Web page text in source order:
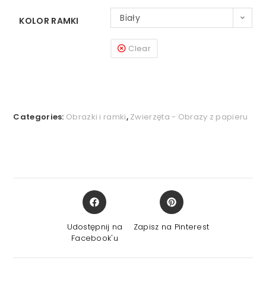
KOLOR RAMKI Biały
Clear
Categories: Obrazki i ramki, Zwierzęta - Obrazy z papieru
Opens
in
new
Udostępnij na
Facebook'u
Opens
in
new
Zapisz na Pinterest